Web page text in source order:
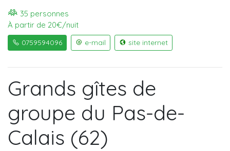
35 personnes
À partir de 20€/nuit
0759594096 e-mail site internet
Grands gîtes de
groupe du Pas-de-
Calais (62)